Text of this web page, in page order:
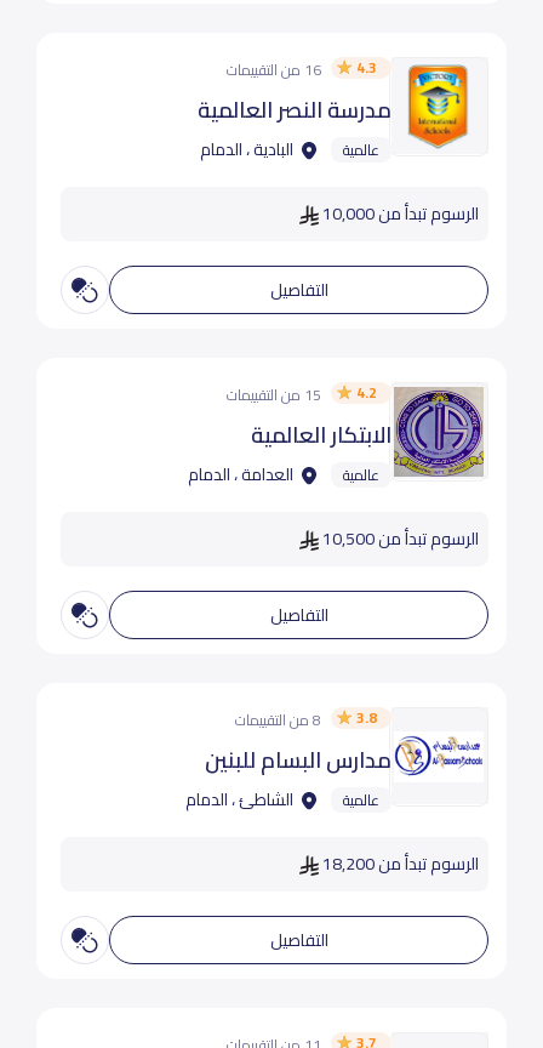
4.3 16 من التقييمات
مدرسة النصر العالمية
عالمية البادية ، الدمام
الرسوم تبدأ من 10,000
التفاصيل
4.2 15 من التقييمات
الابتكار العالمية
عالمية العدامة ، الدمام
الرسوم تبدأ من 10,500
التفاصيل
3.8 8 من التقييمات
مدارس البسام للبنين
عالمية الشاطئ ، الدمام
الرسوم تبدأ من 18,200
التفاصيل